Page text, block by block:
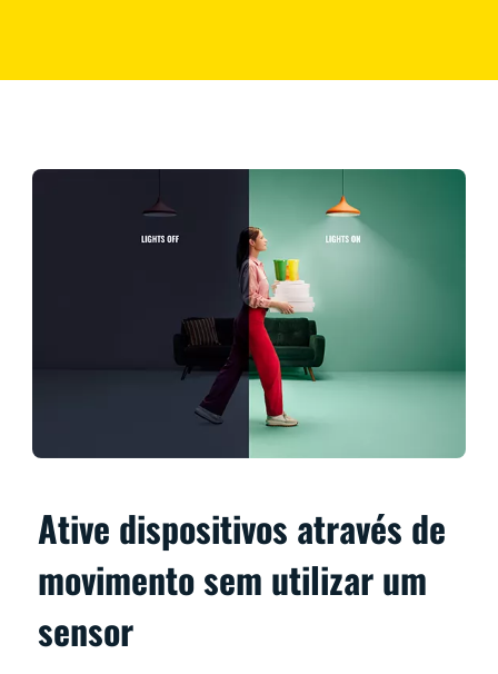
Ative dispositivos através de
movimento sem utilizar um
sensor